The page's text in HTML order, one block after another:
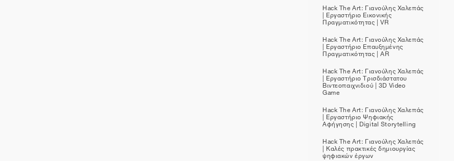
Hack The Art: Γιανούλης Χαλεπάς
| Εργαστήριο Εικονικής
Πραγματικότητας | VR
Hack The Art: Γιανούλης Χαλεπάς
| Εργαστήριο Επαυξημένης
Πραγματικότητας | AR
Hack The Art: Γιανούλης Χαλεπάς
| Εργαστήριο Τρισδιάστατου
Βιντεοπαιχνιδιού | 3D Video
Game
Hack The Art: Γιανούλης Χαλεπάς
| Εργαστήριο Ψηφιακής
Αφήγησης | Digital Storytelling
Hack The Art: Γιανούλης Χαλεπάς
| Καλές πρακτικές δημιουργίας
ψηφιακών έργων